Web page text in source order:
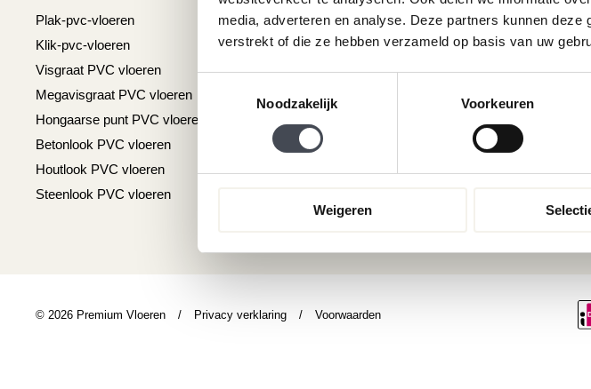
media, adverteren en analyse. Deze partners kunnen
verstrekt of die ze hebben verzameld op basis van uw
Noodzakelijk
Voorkeuren
Weigeren
Plak-pvc-vloeren
Klik-pvc-vloeren
Visgraat PVC vloeren
Megavisgraat PVC vloeren
Hongaarse punt PVC vloeren
Betonlook PVC vloeren
Houtlook PVC vloeren
Steenlook PVC vloeren
Over premium vloeren
Gratis kleurstalen
Reviews
Pvc-
Pvc-
Pvc-
© 2026 Premium Vloeren / Privacy verklaring / Voorwaarden